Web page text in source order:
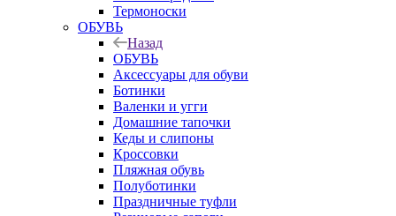
Термоноски
ОБУВЬ
Назад
ОБУВЬ
Аксессуары для обуви
Ботинки
Валенки и угги
Домашние тапочки
Кеды и слипоны
Кроссовки
Пляжная обувь
Полуботинки
Праздничные туфли